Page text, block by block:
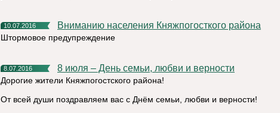
10.07.2016 Вниманию населения Княжпогосткого района
Штормовое предупреждение
8.07.2016 8 июля – День семьи, любви и верности
Дорогие жители Княжпогостского района!
От всей души поздравляем вас с Днём семьи, любви и верности!